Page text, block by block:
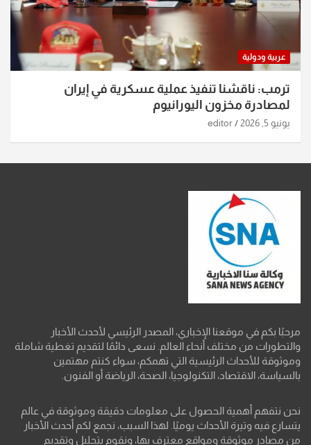
عربية ودولية
ترمب: ناقشنا تنفيذ عملية عسكرية في إيران
لمصادرة مخزون اليورانيوم
يونيو 5, 2026 editor
مرحبًا بكم في موقعنا الإخباري، المصدر الرئيسي لأحدث الأخبار
والتطورات من مختلف أنحاء العالم. نسعى دائمًا لتقديم تغطية شاملة
وموثوقة للأحداث الرئيسية التي تهمكم، سواء كنتم مهتمين
بالسياسة، الاقتصاد، التكنولوجيا، الصحة، الرياضة أو الفنون.
نحن نتفهم أهمية الحصول على معلومات دقيقة وموثوقة في عالم
يتسارع فيه وتيرة الأحداث يوميًا. لهذا السبب، نجمع لكم أحدث الأخبار
من مصادر موثوقة ومواقع معترف بها، ونقوم بتحليل وتقديم